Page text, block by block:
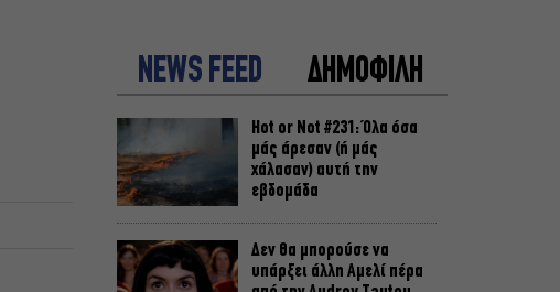
NEWS FEED ΔΗΜΟΦΙΛΗ
Hot or Not #231: Όλα όσα
μάς άρεσαν (ή μάς
χάλασαν) αυτή την
εβδομάδα
Δεν θα μπορούσε να
υπάρξει άλλη Αμελί πέρα